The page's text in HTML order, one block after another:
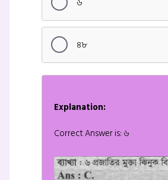
৪৮
Explanation:
Correct Answer is: ৬